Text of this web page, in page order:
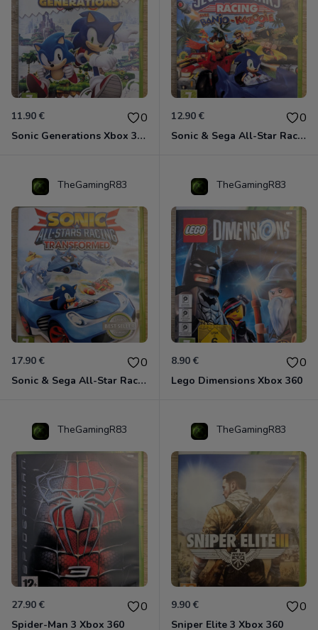
11.90 € 0
Sonic Generations Xbox 360
12.90 € 0
Sonic & Sega All-Star Racing avec Banjo-Kazooie Xbox 360
TheGamingR83
17.90 € 0
Sonic & Sega All-Star Racing - Transformed Xbox 360
TheGamingR83
8.90 € 0
Lego Dimensions Xbox 360
TheGamingR83
27.90 € 0
Spider-Man 3 Xbox 360
TheGamingR83
9.90 € 0
Sniper Elite 3 Xbox 360